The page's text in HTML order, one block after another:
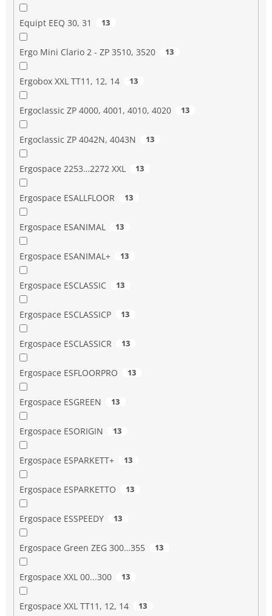
Equipt EEQ 30, 31 13
Ergo Mini Clario 2 - ZP 3510, 3520 13
Ergobox XXL TT11, 12, 14 13
Ergoclassic ZP 4000, 4001, 4010, 4020 13
Ergoclassic ZP 4042N, 4043N 13
Ergospace 2253…2272 XXL 13
Ergospace ESALLFLOOR 13
Ergospace ESANIMAL 13
Ergospace ESANIMAL+ 13
Ergospace ESCLASSIC 13
Ergospace ESCLASSICP 13
Ergospace ESCLASSICR 13
Ergospace ESFLOORPRO 13
Ergospace ESGREEN 13
Ergospace ESORIGIN 13
Ergospace ESPARKETT+ 13
Ergospace ESPARKETTO 13
Ergospace ESSPEEDY 13
Ergospace Green ZEG 300…355 13
Ergospace XXL 00...300 13
Ergospace XXL TT11, 12, 14 13